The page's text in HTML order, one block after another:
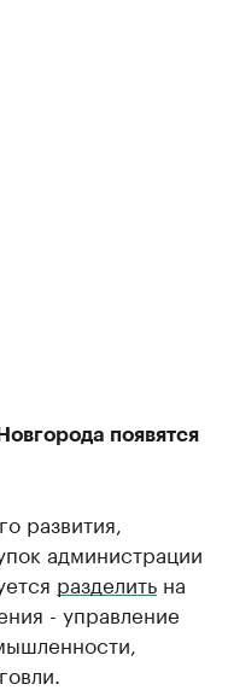
появятся
развития,
администрации
разделить на
- управление